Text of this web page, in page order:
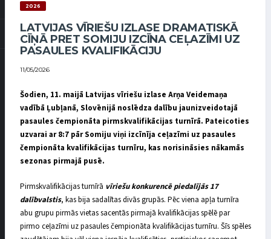
2026
LATVIJAS VĪRIEŠU IZLASE DRAMATISKĀ
CĪŅĀ PRET SOMIJU IZCĪNA CEĻAZĪMI UZ
PASAULES KVALIFIKĀCIJU
11/05/2026
Šodien, 11. maijā Latvijas vīriešu izlase Arņa Veidemaņa
vadībā Ļubļanā, Slovēnijā noslēdza dalību jaunizveidotajā
pasaules čempionāta pirmskvalifikācijas turnīrā. Pateicoties
uzvarai ar 8:7 pār Somiju viņi izcīnīja ceļazīmi uz pasaules
čempionāta kvalifikācijas turnīru, kas norisināsies nākamās
sezonas pirmajā pusē.
Pirmskvalifikācijas turnīrā vīriešu konkurencē piedalījās 17
dalībvalstis, kas bija sadalītas divās grupās. Pēc viena apļa turnīra
abu grupu pirmās vietas sacentās pirmajā kvalifikācijas spēlē par
pirmo ceļazīmi uz pasaules čempionāta kvalifikācijas turnīru. Šīs spēles